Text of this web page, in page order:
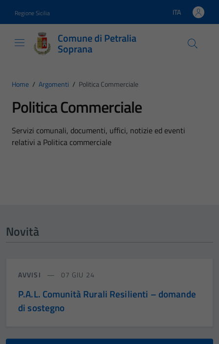
Regione Sicilia Lingua attiva:
ITA
Comune di Petralia
Soprana
Home / Argomenti / Politica Commerciale
Politica Commerciale
Dettagli dell'argomento
Servizi comunali, documenti, uffici, notizie ed eventi
relativi a Politica commerciale
Novità
AVVISI 07 GIU 24
P.A.L. Comunità Rurali Resilienti – domande
di sostegno